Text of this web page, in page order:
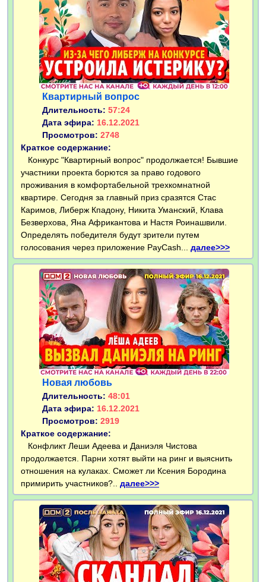
Квартирный вопрос
Длительность: 57:24
Дата эфира: 16.12.2021
Просмотров: 2748
Краткое содержание:
Конкурс "Квартирный вопрос" продолжается! Бывшие
участники проекта борются за право годового
проживания в комфортабельной трехкомнатной
квартире. Сегодня за главный приз сразятся Стас
Каримов, Либерж Кпадону, Никита Уманский, Клава
Безверхова, Яна Африкантова и Настя Роинашвили.
Определять победителя будут зрители путем
голосования через приложение PayCash... далее>>>
Новая любовь
Длительность: 48:01
Дата эфира: 16.12.2021
Просмотров: 2919
Краткое содержание:
Конфликт Леши Адеева и Даниэля Чистова
продолжается. Парни хотят выйти на ринг и выяснить
отношения на кулаках. Сможет ли Ксения Бородина
примирить участников?.. далее>>>